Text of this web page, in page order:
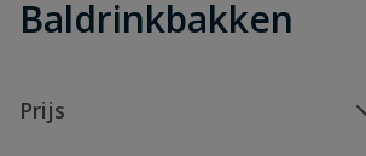
Baldrinkbakken
Prijs